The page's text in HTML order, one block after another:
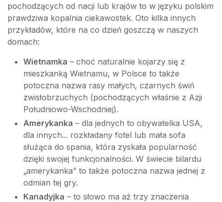
pochodzących od nacji lub krajów to w języku polskim
prawdziwa kopalnia ciekawostek. Oto kilka innych
przykładów, które na co dzień goszczą w naszych
domach:
Wietnamka – choć naturalnie kojarzy się z
mieszkanką Wietnamu, w Polsce to także
potoczna nazwa rasy małych, czarnych świń
zwisłobrzuchych (pochodzących właśnie z Azji
Południowo-Wschodniej).
Amerykanka – dla jednych to obywatelka USA,
dla innych... rozkładany fotel lub mała sofa
służąca do spania, która zyskała popularność
dzięki swojej funkcjonalności. W świecie bilardu
„amerykanka” to także potoczna nazwa jednej z
odmian tej gry.
Kanadyjka – to słowo ma aż trzy znaczenia